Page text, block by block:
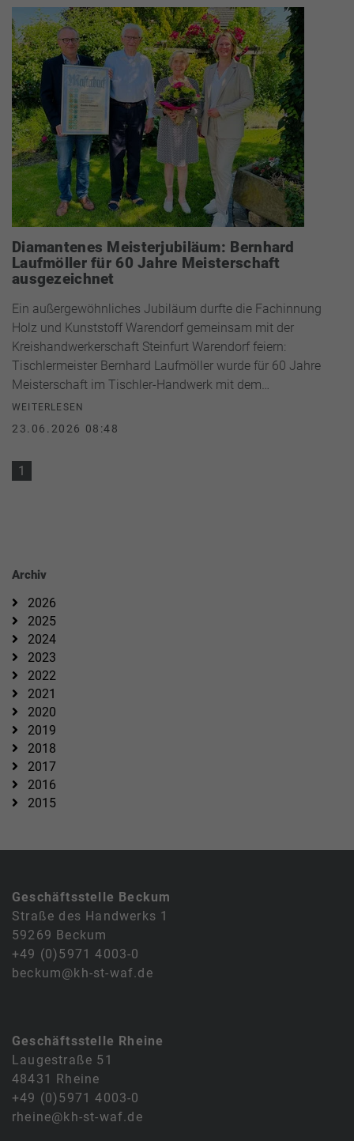
Diamantenes Meisterjubiläum: Bernhard
Laufmöller für 60 Jahre Meisterschaft
ausgezeichnet
Ein außergewöhnliches Jubiläum durfte die Fachinnung
Holz und Kunststoff Warendorf gemeinsam mit der
Kreishandwerkerschaft Steinfurt Warendorf feiern:
Tischlermeister Bernhard Laufmöller wurde für 60 Jahre
Meisterschaft im Tischler-Handwerk mit dem…
WEITERLESEN
23.06.2026 08:48
1
Archiv
2026
2025
2024
2023
2022
2021
2020
2019
2018
2017
2016
2015
Geschäftsstelle Beckum
Straße des Handwerks 1
59269 Beckum
+49 (0)5971 4003-0
beckum@kh-st-waf.de
Geschäftsstelle Rheine
Laugestraße 51
48431 Rheine
+49 (0)5971 4003-0
rheine@kh-st-waf.de